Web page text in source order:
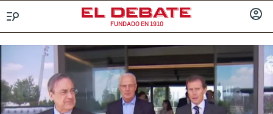
FUNDADO EN 1910